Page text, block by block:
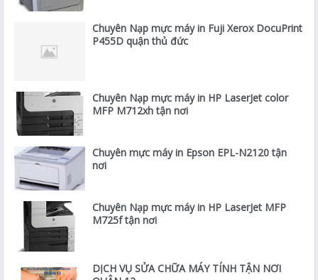
Chuyên Nạp mực máy in Fuji Xerox DocuPrint
P455D quận thủ đức
Chuyên Nạp mực máy in HP LaserJet color
MFP M712xh tận nơi
Chuyên mực máy in Epson EPL-N2120 tận
nơi
Chuyên Nạp mực máy in HP LaserJet MFP
M725f tận nơi
DỊCH VỤ SỬA CHỮA MÁY TÍNH TẬN NƠI